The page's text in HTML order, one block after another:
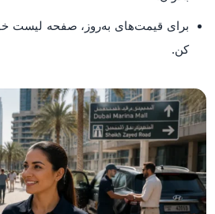
کن.